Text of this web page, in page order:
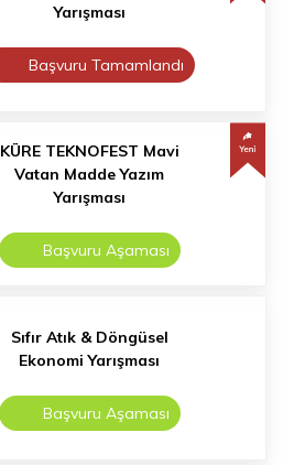
Yarışması
Başvuru Tamamlandı
KÜRE TEKNOFEST Mavi
Vatan Madde Yazım
Yarışması
Başvuru Aşaması
Sıfır Atık & Döngüsel
Ekonomi Yarışması
Başvuru Aşaması